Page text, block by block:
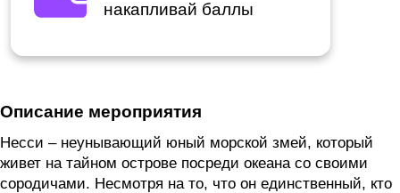
накапливай баллы
Описание мероприятия
Несси – неунывающий юный морской змей, который
живет на тайном острове посреди океана со своими
сородичами. Несмотря на то, что он единственный, кто